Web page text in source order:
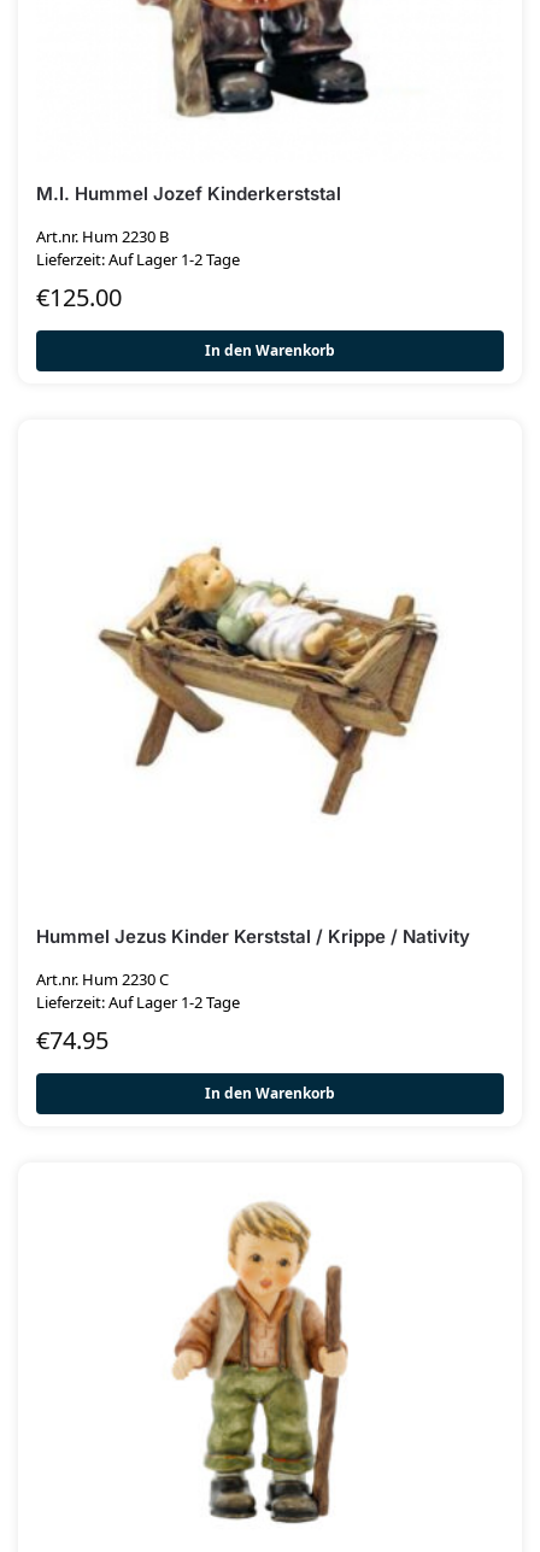
M.I. Hummel Jozef Kinderkerststal
Art.nr. Hum 2230 B
Lieferzeit: Auf Lager 1-2 Tage
€125.00
In den Warenkorb
Hummel Jezus Kinder Kerststal / Krippe / Nativity
Art.nr. Hum 2230 C
Lieferzeit: Auf Lager 1-2 Tage
€74.95
In den Warenkorb